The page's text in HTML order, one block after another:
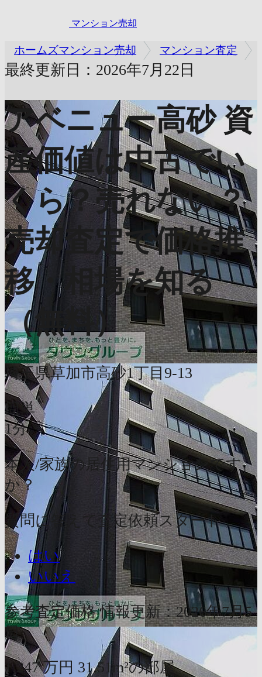
マンション売却
ホームズマンション売却 マンション査定
最終更新日：2026年7月22日
アベニュー高砂 資
産価値は中古でい
くら？売れない？
売却査定で価格推
移・相場を知る
（無料）
埼玉県草加市高砂1丁目9-13
簡単
1分
本人/家族の居住用マンションです
か？
質問に答えて査定依頼スタート
はい
いいえ
参考査定価格 情報更新：2026年7月5
日
1,247 万円 31.51m²の部屋